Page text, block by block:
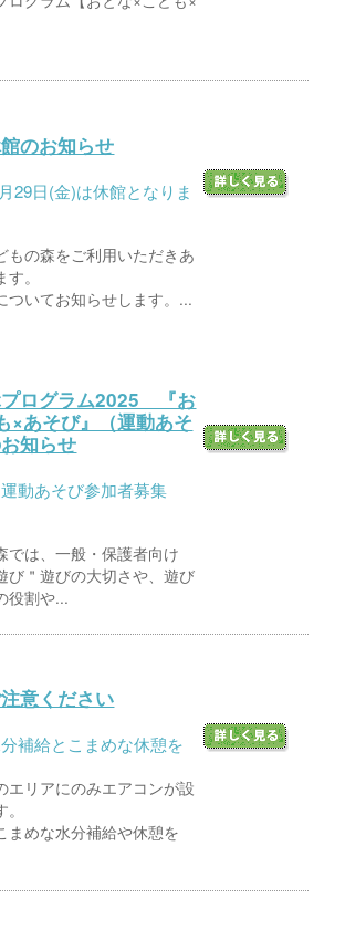
のお知らせ
29日(金)は休館となりま
もの森をご利用いただきあ
。
ついてお知らせします。...
プログラム2025 『お
×あそび』（運動あそ
知らせ
動あそび参加者募集
では、一般・保護者向け
び＂遊びの大切さや、遊び
役割や...
意ください
補給とこまめな休憩を
エリアにのみエアコンが設
まめな水分補給や休憩を